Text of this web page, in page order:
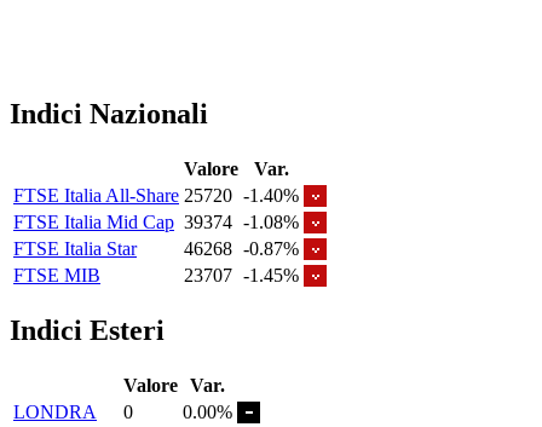
Indici Nazionali
Valore
Var.
FTSE Italia All-Share 25720 -1.40%
FTSE Italia Mid Cap 39374 -1.08%
FTSE Italia Star
46268 -0.87%
FTSE MIB
23707 -1.45%
Indici Esteri
Valore Var.
LONDRA
0
0.00%